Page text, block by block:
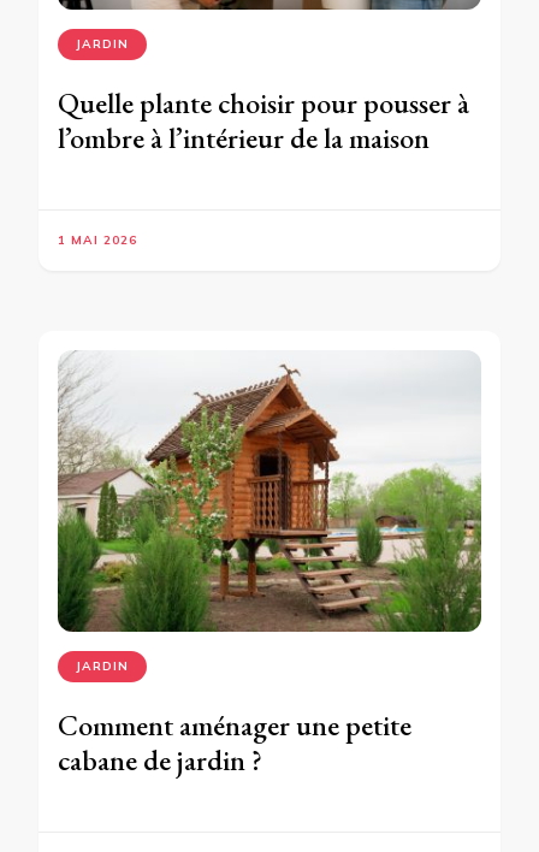
JARDIN
Quelle plante choisir pour pousser à
l’ombre à l’intérieur de la maison
1 MAI 2026
JARDIN
Comment aménager une petite
cabane de jardin ?